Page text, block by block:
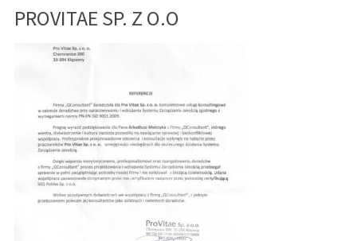
PROVITAE SP. Z O.O